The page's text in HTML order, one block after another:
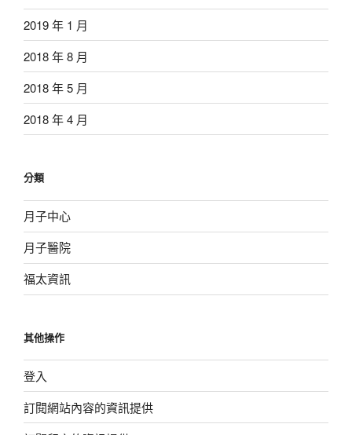
2019 年 1 月
2018 年 8 月
2018 年 5 月
2018 年 4 月
分類
月子中心
月子醫院
福太資訊
其他操作
登入
訂閱網站內容的資訊提供